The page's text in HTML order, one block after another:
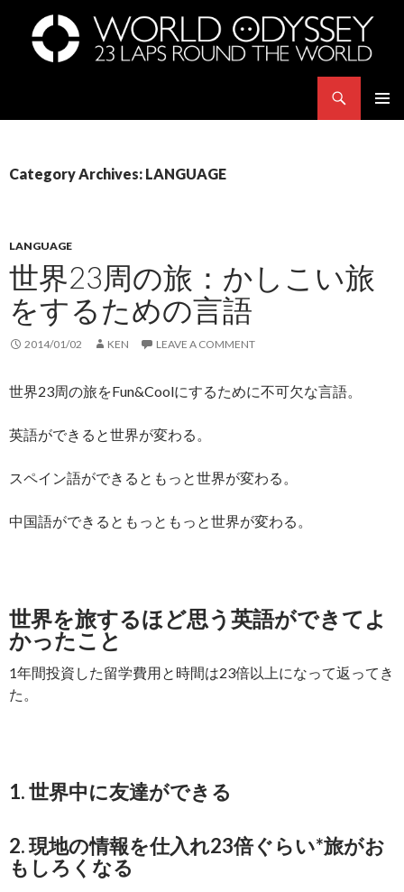
世界23周の旅｜WORLD ODYSSEY: 23 Laps Rond The World
Category Archives: LANGUAGE
LANGUAGE
世界23周の旅：かしこい旅
をするための言語
2014/01/02 KEN LEAVE A COMMENT
世界23周の旅をFun&Coolにするために不可欠な言語。
英語ができると世界が変わる。
スペイン語ができるともっと世界が変わる。
中国語ができるともっともっと世界が変わる。
世界を旅するほど思う英語ができてよ
かったこと
1年間投資した留学費用と時間は23倍以上になって返ってき
た。
1. 世界中に友達ができる
2. 現地の情報を仕入れ23倍ぐらい*旅がお
もしろくなる